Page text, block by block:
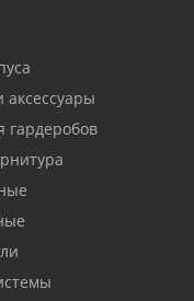
гардеробов